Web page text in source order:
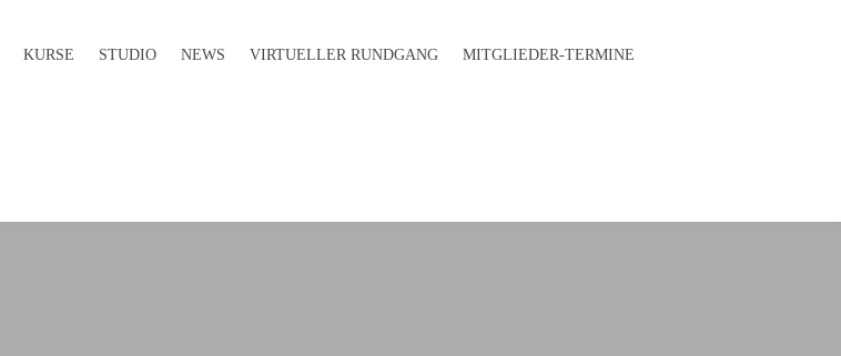
KURSE STUDIO NEWS VIRTUELLER RUND­GANG MITGLIEDER-TERMINE